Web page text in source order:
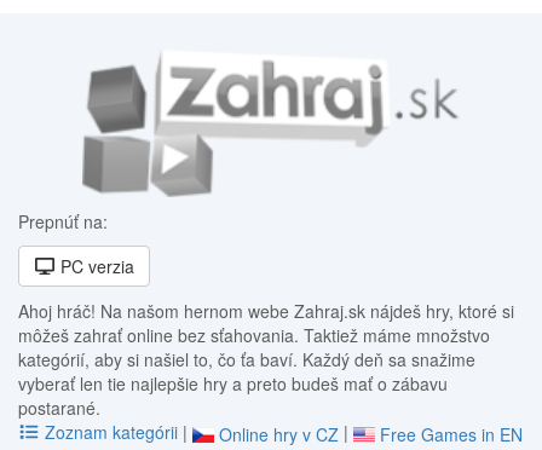
Prepnúť na:
PC verzia
Ahoj hráč! Na našom hernom webe Zahraj.sk nájdeš hry, ktoré si
môžeš zahrať online bez sťahovania. Taktiež máme množstvo
kategórií, aby si našiel to, čo ťa baví. Každý deň sa snažime
vyberať len tie najlepšie hry a preto budeš mať o zábavu
postarané.
Zoznam kategórii | Online hry v CZ |
Free Games in EN